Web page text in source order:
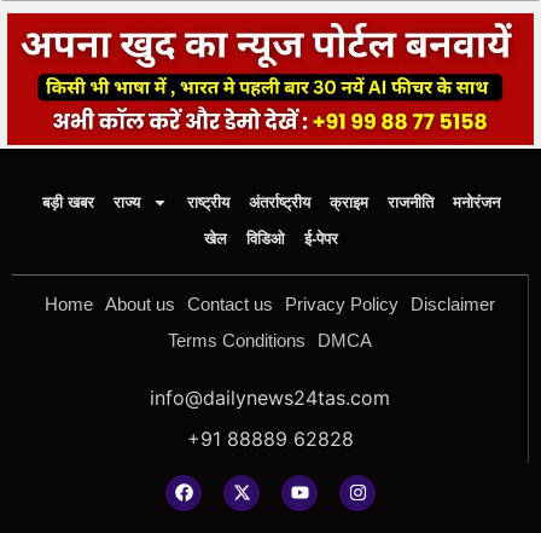
बड़ी खबर राज्य राष्ट्रीय अंतर्राष्ट्रीय क्राइम राजनीति
मनोरंजन
खेल
विडिओ ई-पेपर
Home About us Contact us Privacy Policy
Disclaimer
Terms Conditions
DMCA
info@dailynews24tas.com
+91 88889 62828